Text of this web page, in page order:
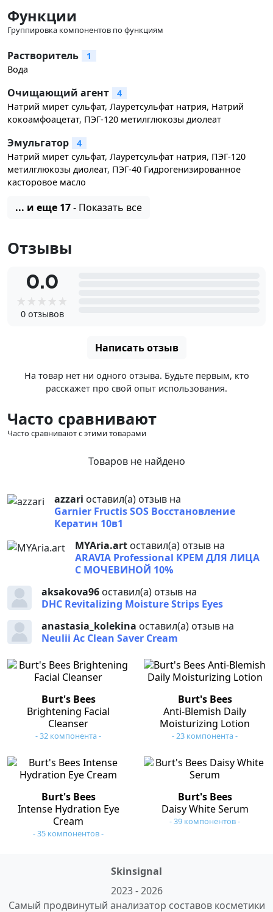
Функции
Группировка компонентов по функциям
Растворитель
1
Вода
Очищающий агент
4
Натрий мирет сульфат, Лауретсульфат натрия, Натрий
кокоамфоацетат, ПЭГ-120 метилглюкозы диолеат
Эмульгатор
4
Натрий мирет сульфат, Лауретсульфат натрия, ПЭГ-120
метилглюкозы диолеат, ПЭГ-40 Гидрогенизированное
касторовое масло
... и еще 17- Показать все
Отзывы
0.0
0 отзывов
Написать отзыв
На товар нет ни одного отзыва. Будьте первым, кто
расскажет про свой опыт использования.
Часто сравнивают
Часто сравнивают с этими товарами
Товаров не найдено
azzari оставил(а) отзыв на
Garnier Fructis SOS Восстановление
Кератин 10в1
MYAria.art оставил(а) отзыв на
ARAVIA Professional КРЕМ ДЛЯ ЛИЦА
С МОЧЕВИНОЙ 10%
aksakova96 оставил(а) отзыв на
DHC Revitalizing Moisture Strips Eyes
anastasia_kolekina оставил(а) отзыв на
Neulii Ac Clean Saver Cream
Burt's Bees
Brightening Facial
Cleanser
- 32 компонента -
Burt's Bees
Anti-Blemish Daily
Moisturizing Lotion
- 23 компонента -
Burt's Bees
Intense Hydration Eye
Cream
- 35 компонентов -
Burt's Bees
Daisy White Serum
- 39 компонентов -
Skinsignal
2023 - 2026
Самый продвинутый анализатор составов косметики